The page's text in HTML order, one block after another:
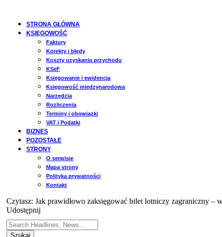
STRONA GŁÓWNA
KSIĘGOWOŚĆ
Faktury
Korekty i błędy
Koszty uzyskania przychodu
KSeF
Księgowanie i ewidencja
Księgowość międzynarodowa
Narzędzia
Rozliczenia
Terminy i obowiązki
VAT i Podatki
BIZNES
POZOSTAŁE
STRONY
O serwisie
Mapa strony
Polityka prywatności
Kontakt
Czytasz: Jak prawidłowo zaksięgować bilet lotniczy zagraniczny –
Udostępnij